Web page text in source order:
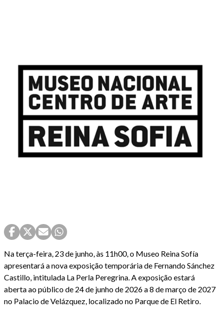
Na terça-feira, 23 de junho, às 11h00, o Museo Reina Sofía
apresentará a nova exposição temporária de Fernando Sánchez
Castillo, intitulada La Perla Peregrina. A exposição estará
aberta ao público de 24 de junho de 2026 a 8 de março de 2027
no Palacio de Velázquez, localizado no Parque de El Retiro.